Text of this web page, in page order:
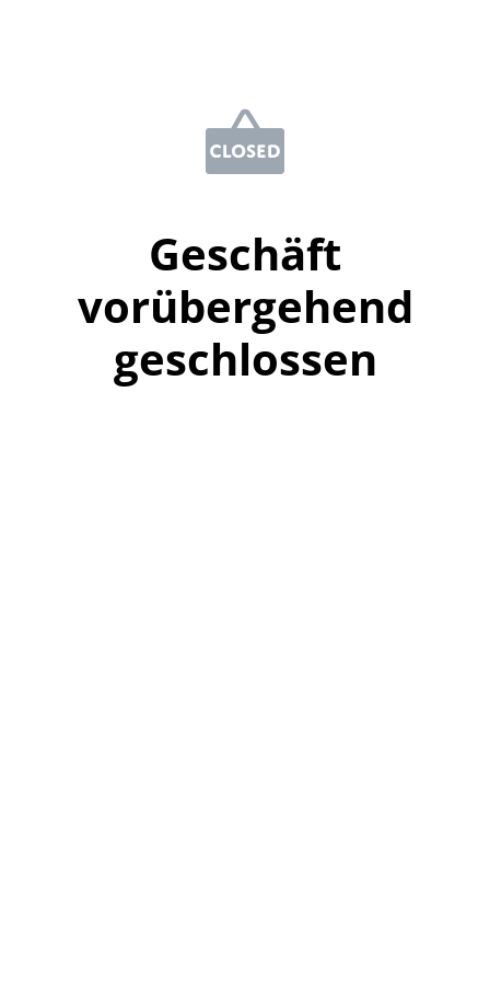
Geschäft
vorübergehend
geschlossen